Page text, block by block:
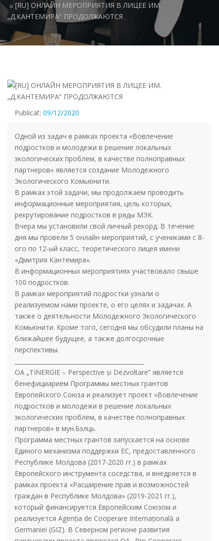
[RU] ОНЛАЙН МЕРОПРИЯТИЯ В ЛИЦЕЕ ИМ.
„Д.КАНТЕМИРА” ПРОДОЛЖАЮТСЯ
Publicat: 09/12/2020
Одной из задач в рамках проекта «Вовлечение
подростков и молодежи в решение локальных
экологических проблем, в качестве полноправных
партнеров» является создание Молодежного
Экологического Комьюнити.
В рамках этой задачи, мы продолжаем проводить
информационные мероприятия, цель которых,
рекрутирование подростков в ряды МЭК.
Вчера мы установили свой личный рекорд. В течение
дня мы провели 5 онлайн мероприятий, с учениками с 8-
ого по 12-ый класс, теоретического лицея имени
«Дмитрия Кантемира».
В информационных мероприятиях участвовало свыше
100 подростков.
В рамках мероприятий подростки узнали о
реализуемом нами проекте, о его целях и задачах. А
также о деятельности Молодежного Экологического
Комьюнити. Кроме того, сегодня мы обсудили планы на
ближайшее будущее, а также долгосрочные
перспективы.
ОА „TINERGIE – Perspective și Dezvoltare” является
бенефициарием Программы местных грантов
Европейского Союза и реализует проект «Вовлечение
подростков и молодежи в решение локальных
экологических проблем, в качестве полноправных
партнеров» в мун.Бэлць.
Программа местных грантов запускается на основе
Единого механизма поддержки ЕС, предоставленного
Республике Молдова (2017-2020 гг.) в рамках
Европейского инструмента соседства, и внедряется в
рамках проекта «Расширение прав и возможностей
граждан в Республике Молдова» (2019-2021 гг.),
который финансируется Европейским Союзом и
реализуется Agenția de Cooperare Internațională a
Germaniei (GIZ). В Северном регионе развития